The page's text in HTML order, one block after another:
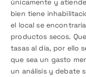
únicamente y
bien tiene
el local se
productos secos.
tasas al día, por ello
que sea un gasto
un análisis y debate